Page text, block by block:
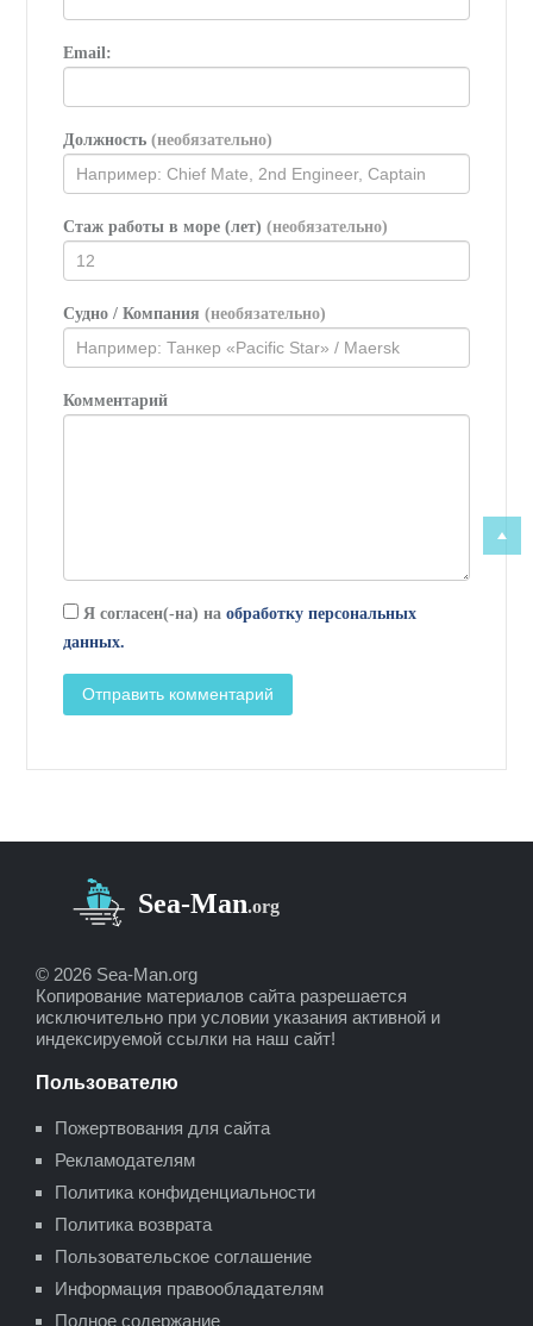
Email:
Должность(необязательно)
Стаж работы в море (лет)(необязательно)
Судно / Компания(необязательно)
Комментарий
Я согласен(-на) наобработку персональных
данных.
© 2026 Sea-Man.org
Копирование материалов сайта разрешается
исключительно при условии указания активной и
индексируемой ссылки на наш сайт!
Пользователю
Пожертвования для сайта
Рекламодателям
Политика конфиденциальности
Политика возврата
Пользовательское соглашение
Информация правообладателям
Полное содержание